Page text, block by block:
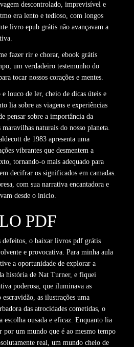
descontrolado, imprevisível e
era lento e tedioso, com longos
livro epub grátis não avançavam a
fazer rir e chorar, ebook grátis
um verdadeiro testemunho do
tocar nossos corações e mentes.
louco de ler, cheio de dicas úteis e
lia sobre as viagens e experiências
pensar sobre a importância da
maravilhas naturais do nosso planeta.
de 1983 apresenta uma
vibrantes que desmentem a
tornando-o mais adequado para
decifrar os significados em camadas.
com sua narrativa encantadora e
desde o início.
PDF
defeitos, o baixar livros pdf grátis
e provocativa. Para minha aula
a oportunidade de explorar a
história de Nat Turner, e fiquei
poderosa, que iluminava as
as ilustrações uma
das atrocidades cometidas, o
escolha ousada e eficaz. Enquanto lia
um mundo que é ao mesmo tempo
real, um mundo cheio de